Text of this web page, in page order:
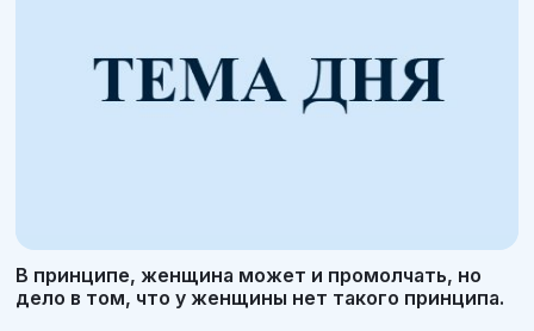
В принципе, женщина может и промолчать, но
дело в том, что у женщины нет такого принципа.